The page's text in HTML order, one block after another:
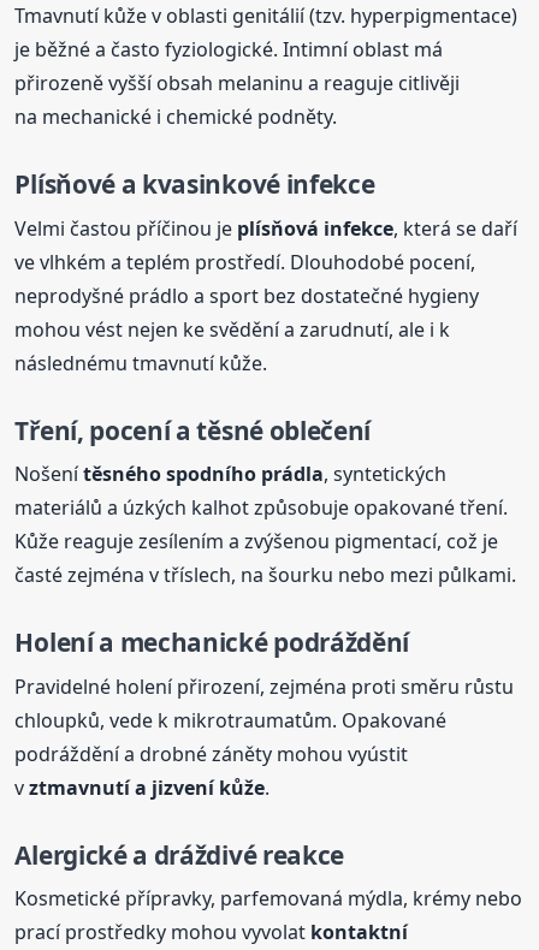
Tmavnutí kůže v oblasti genitálií (tzv. hyperpigmentace)
je běžné a často fyziologické. Intimní oblast má
přirozeně vyšší obsah melaninu a reaguje citlivěji
na mechanické i chemické podněty.
Plísňové a kvasinkové infekce
Velmi častou příčinou je plísňová infekce, která se daří
ve vlhkém a teplém prostředí. Dlouhodobé pocení,
neprodyšné prádlo a sport bez dostatečné hygieny
mohou vést nejen ke svědění a zarudnutí, ale i k
následnému tmavnutí kůže.
Tření, pocení a těsné oblečení
Nošenítěsného spodního prádla, syntetických
materiálů a úzkých kalhot způsobuje opakované tření.
Kůže reaguje zesílením a zvýšenou pigmentací, což je
časté zejména v tříslech, na šourku nebo mezi půlkami.
Holení a mechanické podráždění
Pravidelné holení přirození, zejména proti směru růstu
chloupků, vede k mikrotraumatům. Opakované
podráždění a drobné záněty mohou vyústit
vztmavnutí a jizvení kůže.
Alergické a dráždivé reakce
Kosmetické přípravky, parfemovaná mýdla, krémy nebo
prací prostředky mohou vyvolat kontaktní